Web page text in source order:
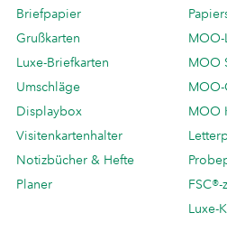
Briefpapier
Grußkarten
Luxe-Briefkarten
Umschläge
Displaybox
Visitenkartenhalter
Notizbücher & Hefte
Planer
MOO-
MOO
MOO
Luxe-